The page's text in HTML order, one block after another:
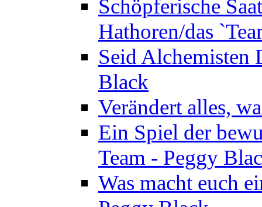
Schöpferische
Hathoren/das
Seid Alchemisten
Black
Verändert alles,
Ein Spiel der
Team - Peggy
Was macht euch